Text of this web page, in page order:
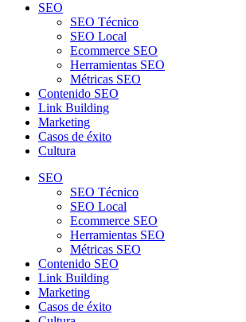
SEO
SEO Técnico
SEO Local
Ecommerce SEO
Herramientas SEO
Métricas SEO
Contenido SEO
Link Building
Marketing
Casos de éxito
Cultura
SEO
SEO Técnico
SEO Local
Ecommerce SEO
Herramientas SEO
Métricas SEO
Contenido SEO
Link Building
Marketing
Casos de éxito